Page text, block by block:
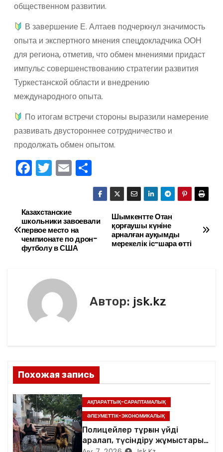
общественном развитии.
В завершение Е. Алтаев подчеркнул значимость
опыта и экспертного мнения спецдокладчика ООН
для региона, отметив, что обмен мнениями придаст
импульс совершенствованию стратегии развития
Туркестанской области и внедрению
международного опыта.
По итогам встречи стороны выразили намерение
развивать двустороннее сотрудничество и
продолжать обмен опытом.
F
a
e
b
o
k
T
w
er
E
m
l
О
тп
р
а
в
и
Н
а
и
я
п
о
з
Шымкентте Отан
қорғаушы күніне
арналған ауқымды
мерекелік іс-шара өтті
Казахстанские
школьники завоевали
первое место на
чемпионате по дрон-
футболу в США
Автор: jsk.kz
Похожая запись
АҚПАРАТТЫҚ-САРАПТАМАЛЫҚ
ӘЛЕУМЕТТІК-ЭКОНОМИКАЛЫҚ
Полицейлер тұрғын үйді
аралап, түсіндіру жұмыстарын